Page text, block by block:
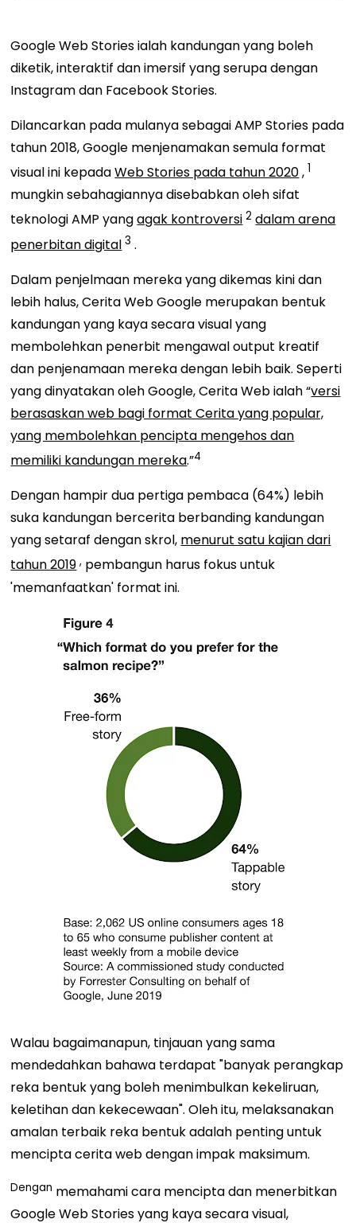
Google Web Stories ialah kandungan yang boleh
diketik, interaktif dan imersif yang serupa dengan
Instagram dan Facebook Stories.
Dilancarkan pada mulanya sebagai AMP Stories pada
tahun 2018, Google menjenamakan semula format
visual ini kepadaWeb Stories pada tahun 2020, 1
mungkin sebahagiannya disebabkan olehsifat
teknologi AMPyangagak kontroversi 2 dalam arena
penerbitan digital 3 .
Dalam penjelmaan mereka yang dikemas kini dan
lebih halus, Cerita Web Google merupakan bentuk
kandungan yang kaya secara visual yang
membolehkan penerbit mengawal output kreatif
dan penjenamaan mereka dengan lebih baik. Seperti
yang dinyatakan oleh Google, Cerita Web ialah“versi
berasaskan web bagi format Cerita yang popular,
yang membolehkan pencipta mengehos dan
memiliki kandungan mereka.”4
Dengan hampir dua pertiga pembaca (64%) lebih
suka kandungan bercerita berbanding kandungan
yang setaraf dengan skrol, menurut satu kajian dari
tahun 2019 , pembangun harus fokus untuk
'memanfaatkan' format ini.
Walau bagaimanapun, tinjauan yang sama
mendedahkan bahawa terdapat "banyak perangkap
reka bentuk yang boleh menimbulkan kekeliruan,
keletihan dan kekecewaan". Oleh itu, melaksanakan
amalan terbaik reka bentuk adalah penting untuk
mencipta cerita web dengan impak maksimum.
Dengan memahami cara mencipta dan menerbitkan
Google Web Stories yang kaya secara visual,